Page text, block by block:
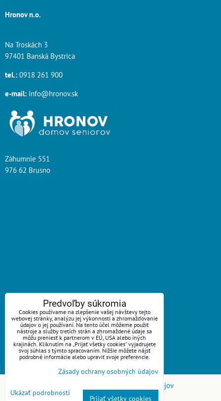
Hronov n.o.
Na Troskách 3
97401 Banská Bystrica
tel.: 0918 261 900
e-mail: info@hronov.sk
Záhumnie 551
976 62 Brusno
ZAVOLÁME VÁM SPÄŤ
Váš telefón:*
Zásady ochrany osobných údajov
Predvoľby súkromia
Cookies používame na zlepšenie vašej návštevy tejto
webovej stránky, analýzu jej výkonnosti a zhromažďovanie
údajov o jej používaní. Na tento účel môžeme použiť
nástroje a služby tretích strán a zhromaždené údaje sa
môžu preniesť k partnerom v EÚ, USA alebo iných
krajinách. Kliknutím na „Prijať všetky cookies“ vyjadrujete
svoj súhlas s týmto spracovaním. Nižšie môžete nájsť
podrobné informácie alebo upraviť svoje preferencie.
Zásady ochrany osobných údajov
Ukázať podrobnosti
Prijať všetky cookies